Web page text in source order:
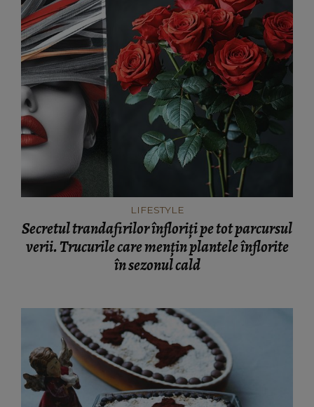
LIFESTYLE
Secretul trandafirilor înfloriți pe tot parcursul
verii. Trucurile care mențin plantele înflorite
în sezonul cald